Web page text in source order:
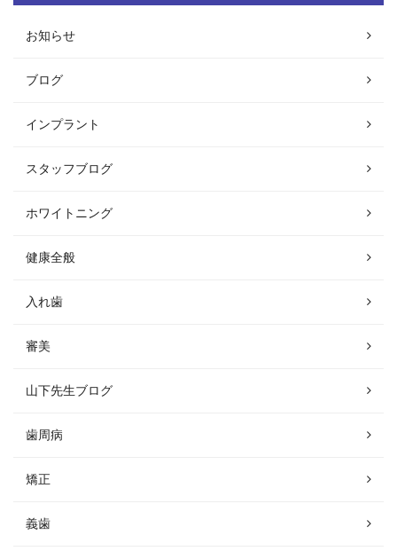
お知らせ
ブログ
インプラント
スタッフブログ
ホワイトニング
健康全般
入れ歯
審美
山下先生ブログ
歯周病
矯正
義歯